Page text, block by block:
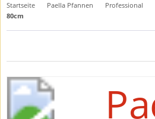
Startseite Paella Pfannen Professional
80cm